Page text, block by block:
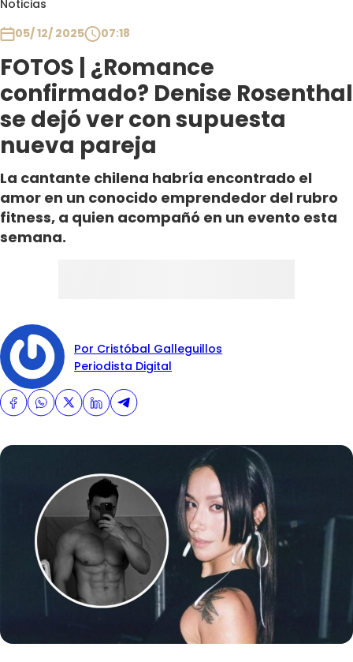
Noticias
05/ 12/ 2025
07:18
FOTOS | ¿Romance
confirmado? Denise Rosenthal
se dejó ver con supuesta
nueva pareja
La cantante chilena habría encontrado el
amor en un conocido emprendedor del rubro
fitness, a quien acompañó en un evento esta
semana.
Por Cristóbal Galleguillos
Periodista Digital
Club De La Comedia
Contigo en Directo
Plan Perfecto
El Tiempo
Sabingo
Todos Los Programas